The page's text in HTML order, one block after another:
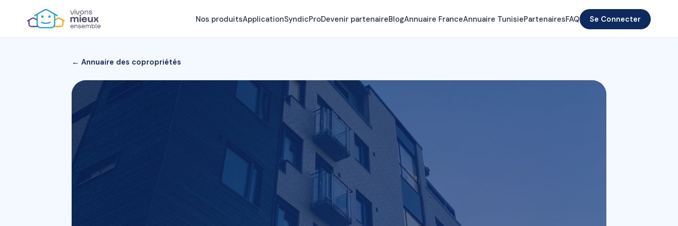
Nos produitsApplicationSyndicProDevenir partenaireBlogAnnuaire FranceAnnuaire TunisiePartenairesFAQ Se Connecter
← Annuaire des copropriétés